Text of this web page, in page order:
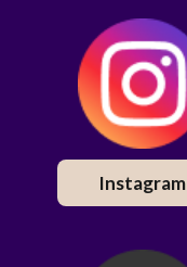
Instagram